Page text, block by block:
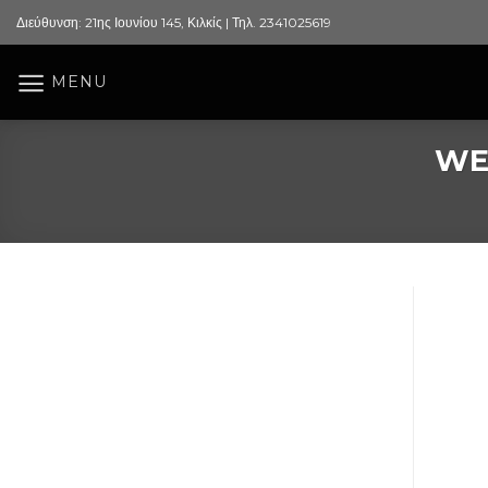
Skip
to
Διεύθυνση: 21ης Ιουνίου 145, Κιλκίς | Τηλ. 2341025619
MENU